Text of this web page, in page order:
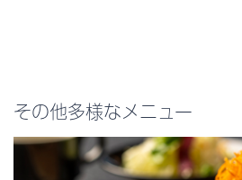
その他多様なメニュー